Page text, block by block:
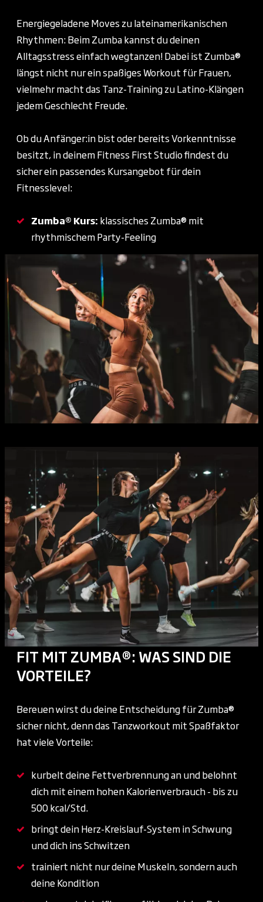
Energiegeladene Moves zu lateinamerikanischen
Rhythmen: Beim Zumba kannst du deinen
Alltagsstress einfach wegtanzen! Dabei ist Zumba®
längst nicht nur ein spaßiges Workout für Frauen,
vielmehr macht das Tanz-Training zu Latino-Klängen
jedem Geschlecht Freude.
Ob du Anfänger:in bist oder bereits Vorkenntnisse
besitzt, in deinem Fitness First Studio findest du
sicher ein passendes Kursangebot für dein
Fitnesslevel:
Zumba® Kurs: klassisches Zumba® mit
rhythmischem Party-Feeling
FIT MIT ZUMBA®: WAS SIND DIE
VORTEILE?
Bereuen wirst du deine Entscheidung für Zumba®
sicher nicht, denn das Tanzworkout mit Spaßfaktor
hat viele Vorteile:
kurbelt deine Fettverbrennung an und belohnt
dich mit einem hohen Kalorienverbrauch - bis zu
500 kcal/Std.
bringt dein Herz-Kreislauf-System in Schwung
und dich ins Schwitzen
trainiert nicht nur deine Muskeln, sondern auch
deine Kondition